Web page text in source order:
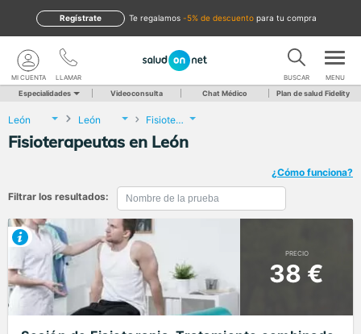
te regalamos -5% de descuento para tu compra
Regístrate
LLAMAR
MI CUENTA BUSCAR MENU
Especialidades Videoconsulta Chat Médico Plan de salud Fidelity
León León Fisioterapia
Fisioterapeutas en León
¿Cómo funciona?
Filtrar los resultados:
PRECIO
38 €